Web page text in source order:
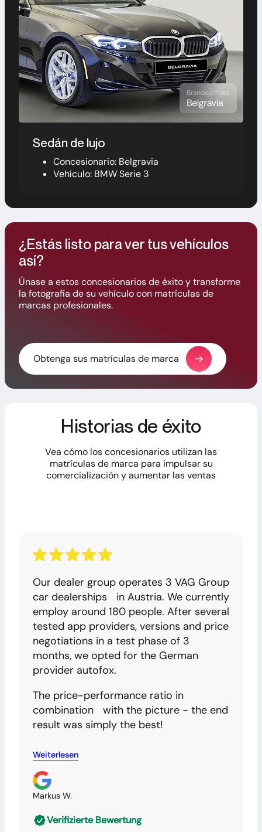
Sedán de lujo
Concesionario: Belgravia
Vehículo: BMW Serie 3
¿Estás listo para ver tus vehículos
así?
Únase a estos concesionarios de éxito y transforme
la fotografía de su vehículo con matrículas de
marcas profesionales.
Obtenga sus matrículas de marca
Historias de éxito
Vea cómo los concesionarios utilizan las
matrículas de marca para impulsar su
comercialización y aumentar las ventas
Our dealer group operates 3 VAG Group
car dealerships in Austria. We currently
employ around 180 people. After several
tested app providers, versions and price
negotiations in a test phase of 3
months, we opted for the German
provider autofox.
The price-performance ratio in
combination with the picture - the end
result was simply the best!
Weiterlesen
Markus W.
Verifizierte Bewertung